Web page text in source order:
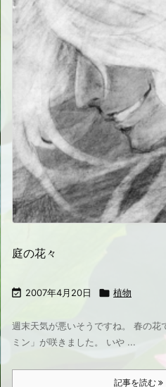
庭の花々
 2007年4月20日  植物
週末天気が悪いそうですね。 春の花
ミン」が咲きました。 いや ...
記事を読む